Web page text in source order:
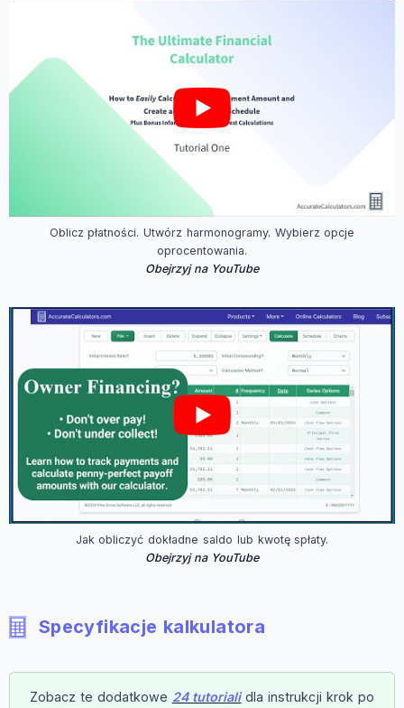
Oblicz płatności. Utwórz harmonogramy. Wybierz opcje
oprocentowania.
Obejrzyj na YouTube
Jak obliczyć dokładne saldo lub kwotę spłaty.
Obejrzyj na YouTube
Specyfikacje kalkulatora
Zobacz te dodatkowe 24 tutorialidla instrukcji krok po